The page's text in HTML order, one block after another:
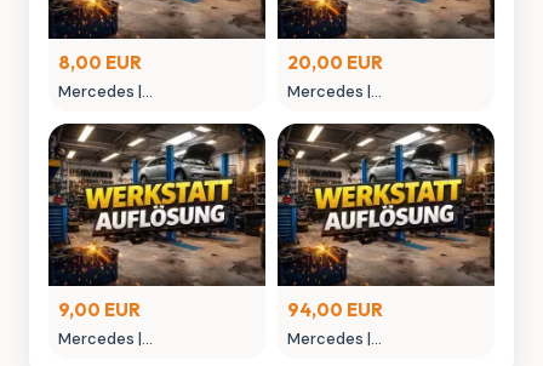
8,00 EUR
Mercedes |
20,00 EUR
Mercedes |
9,00 EUR
Mercedes |
94,00 EUR
Mercedes |